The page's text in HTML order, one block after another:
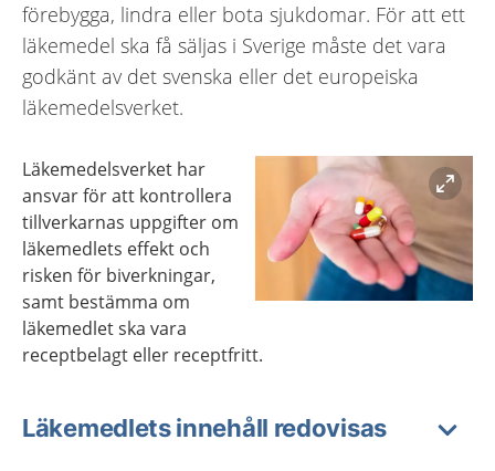
förebygga, lindra eller bota sjukdomar. För att ett
läkemedel ska få säljas i Sverige måste det vara
godkänt av det svenska eller det europeiska
läkemedelsverket.
Läkemedelsverket har
ansvar för att kontrollera
tillverkarnas uppgifter om
läkemedlets effekt och
risken för biverkningar,
samt bestämma om
läkemedlet ska vara
receptbelagt eller receptfritt.
Läkemedlets innehåll redovisas